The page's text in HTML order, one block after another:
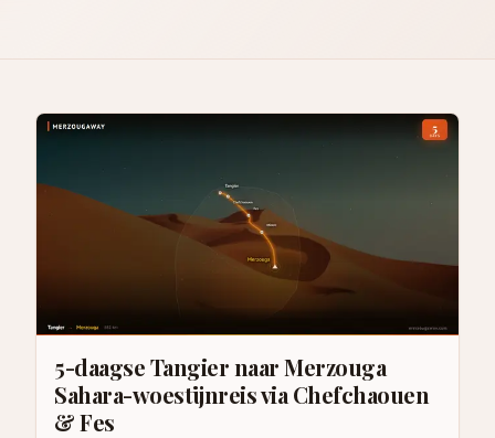
5-daagse Tangier naar Merzouga
Sahara-woestijnreis via Chefchaouen
& Fes